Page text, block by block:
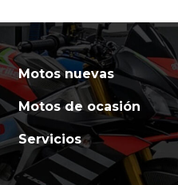
Motos nuevas
Motos de ocasión
Servicios